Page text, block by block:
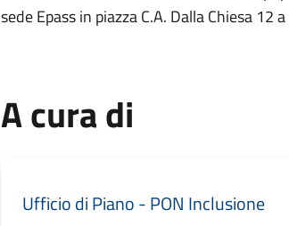
sede Epass in piazza C.A. Dalla Chiesa 12
A cura di
Ufficio di Piano - PON Inclusione